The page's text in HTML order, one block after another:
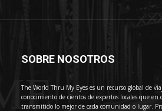
SOBRE NOSOTROS
The World Thru My Eyes es un recurso global de
conocimiento de cientos de expertos locales que en
transmitido lo mejor de cada comunidad o lugar.